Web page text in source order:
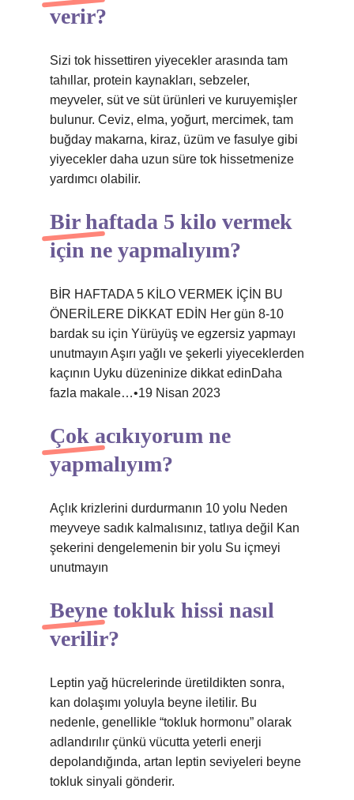
verir?
Sizi tok hissettiren yiyecekler arasında tam
tahıllar, protein kaynakları, sebzeler,
meyveler, süt ve süt ürünleri ve kuruyemişler
bulunur. Ceviz, elma, yoğurt, mercimek, tam
buğday makarna, kiraz, üzüm ve fasulye gibi
yiyecekler daha uzun süre tok hissetmenize
yardımcı olabilir.
Bir haftada 5 kilo vermek
için ne yapmalıyım?
BİR HAFTADA 5 KİLO VERMEK İÇİN BU
ÖNERİLERE DİKKAT EDİN Her gün 8-10
bardak su için Yürüyüş ve egzersiz yapmayı
unutmayın Aşırı yağlı ve şekerli yiyeceklerden
kaçının Uyku düzeninize dikkat edinDaha
fazla makale…•19 Nisan 2023
Çok acıkıyorum ne
yapmalıyım?
Açlık krizlerini durdurmanın 10 yolu Neden
meyveye sadık kalmalısınız, tatlıya değil Kan
şekerini dengelemenin bir yolu Su içmeyi
unutmayın
Beyne tokluk hissi nasıl
verilir?
Leptin yağ hücrelerinde üretildikten sonra,
kan dolaşımı yoluyla beyne iletilir. Bu
nedenle, genellikle “tokluk hormonu” olarak
adlandırılır çünkü vücutta yeterli enerji
depolandığında, artan leptin seviyeleri beyne
tokluk sinyali gönderir.